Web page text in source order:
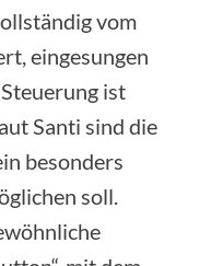
vom
eingesungen
ist
Santi sind die
besonders
soll.